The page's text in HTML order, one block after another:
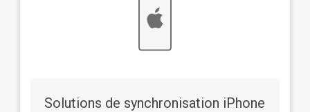
Solutions de synchronisation iPhone